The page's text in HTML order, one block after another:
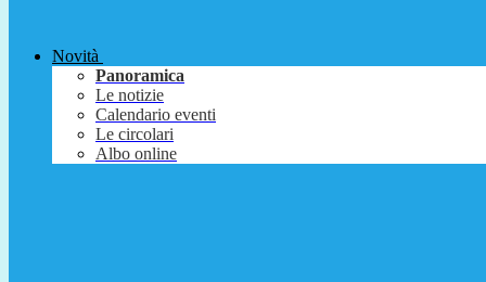
Novità
Panoramica
Le notizie
Calendario eventi
Le circolari
Albo online